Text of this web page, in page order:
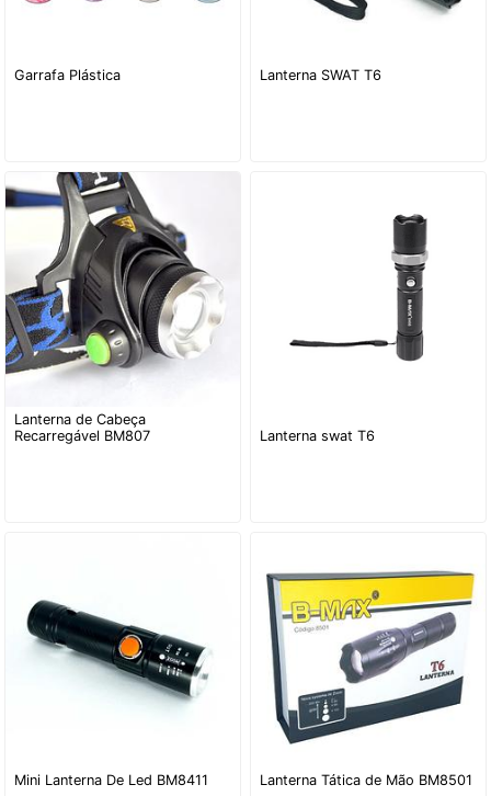
Garrafa Plástica Lanterna SWAT T6
Lanterna de Cabeça
Recarregável BM807
Lanterna swat T6
Mini Lanterna De Led BM8411 Lanterna Tática de Mão BM8501